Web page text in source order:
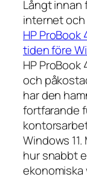
Långt innan
internet och
HP
tiden före
HP ProBook
och
har den
fortfarande
Windows
hur snabbt
ekonomiska